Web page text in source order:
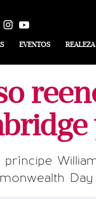
EVENTOS REALEZA
príncipe